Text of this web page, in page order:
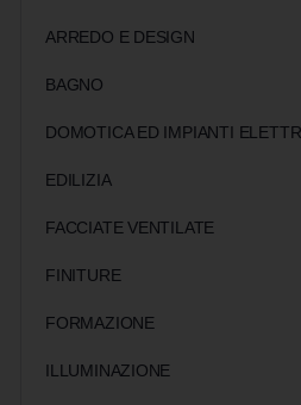
ARREDO E DESIGN
BAGNO
DOMOTICA ED IMPIANTI
EDILIZIA
FACCIATE VENTILATE
FINITURE
FORMAZIONE
ILLUMINAZIONE